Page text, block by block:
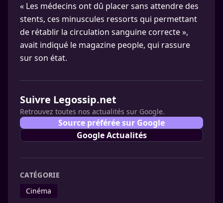
« Les médecins ont dû placer sans attendre des
stents, ces minuscules ressorts qui permettant
de rétablir la circulation sanguine correcte »,
avait indiqué le magazine people, qui rassure
sur son état.
Suivre Legossip.net
Retrouvez toutes nos actualités sur Google.
Source préférée sur Google
Google Actualités
CATÉGORIE
Cinéma